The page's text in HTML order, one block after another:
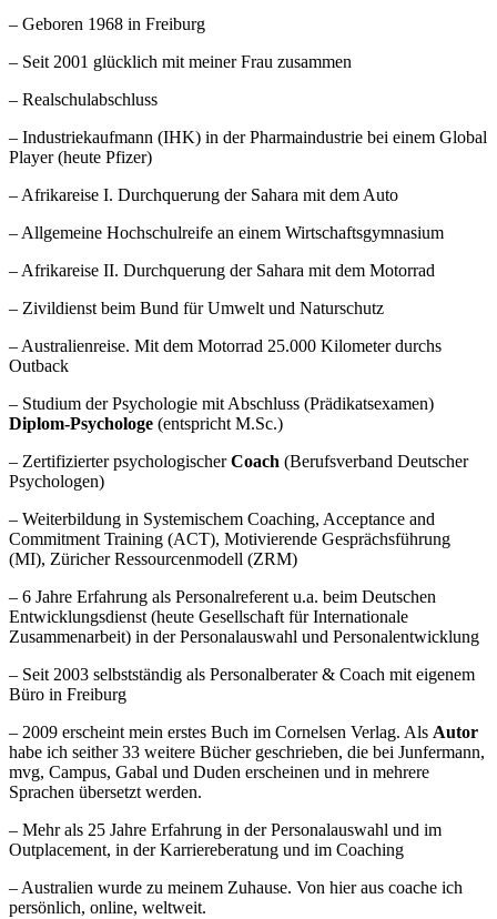
– Geboren 1968 in Freiburg
– Seit 2001 glücklich mit meiner Frau zusammen
– Realschulabschluss
– Industriekaufmann (IHK) in der Pharmaindustrie bei einem Global
Player (heute Pfizer)
– Afrikareise I. Durchquerung der Sahara mit dem Auto
– Allgemeine Hochschulreife an einem Wirtschaftsgymnasium
– Afrikareise II. Durchquerung der Sahara mit dem Motorrad
– Zivildienst beim Bund für Umwelt und Naturschutz
– Australienreise. Mit dem Motorrad 25.000 Kilometer durchs
Outback
– Studium der Psychologie mit Abschluss (Prädikatsexamen)
Diplom-Psychologe (entspricht M.Sc.)
– Zertifizierter psychologischerCoach (Berufsverband Deutscher
Psychologen)
– Weiterbildung in Systemischem Coaching, Acceptance and
Commitment Training (ACT), Motivierende Gesprächsführung
(MI), Züricher Ressourcenmodell (ZRM)
– 6 Jahre Erfahrung als Personalreferent u.a. beim Deutschen
Entwicklungsdienst (heute Gesellschaft für Internationale
Zusammenarbeit) in der Personalauswahl und Personalentwicklung
– Seit 2003 selbstständig als Personalberater & Coach mit eigenem
Büro in Freiburg
– 2009 erscheint mein erstes Buch im Cornelsen Verlag. Als Autor
habe ich seither 33 weitere Bücher geschrieben, die bei Junfermann,
mvg, Campus, Gabal und Duden erscheinen und in mehrere
Sprachen übersetzt werden.
– Mehr als 25 Jahre Erfahrung in der Personalauswahl und im
Outplacement, in der Karriereberatung und im Coaching
– Australien wurde zu meinem Zuhause. Von hier aus coache ich
persönlich, online, weltweit.